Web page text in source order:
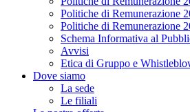
Politiche di Remunerazione
Politiche di Remunerazione
Schema Informativa al
Avvisi
Etica di Gruppo e
Dove siamo
La sede
Le filiali